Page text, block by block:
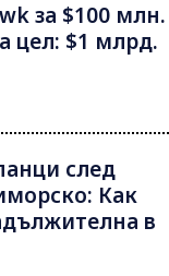
за $100 млн.
цел: $1 млрд.
след
Как
в